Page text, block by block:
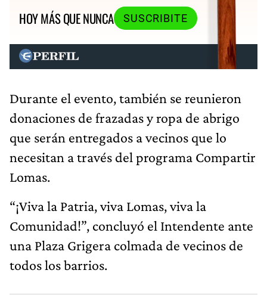
HOY MÁS QUE NUNCA
SUSCRIBITE
Durante el evento, también se reunieron
donaciones de frazadas y ropa de abrigo
que serán entregados a vecinos que lo
necesitan a través del programa Compartir
Lomas.
“¡Viva la Patria, viva Lomas, viva la
Comunidad!”, concluyó el Intendente ante
una Plaza Grigera colmada de vecinos de
todos los barrios.